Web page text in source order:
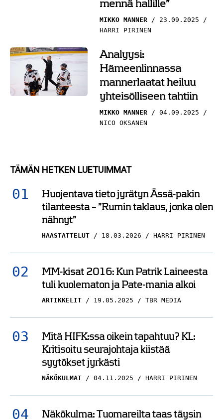
mennä hallille”
MIKKO MANNER
23.09.2025
HARRI PIRINEN
Analyysi:
Hämeenlinnassa
mannerlaatat heiluu
yhteisölliseen tahtiin
MIKKO MANNER
04.09.2025
NICO OKSANEN
TÄMÄN HETKEN LUETUIMMAT
Huojentava tieto jyrätyn Ässä-pakin
tilanteesta – ”Rumin taklaus, jonka olen
nähnyt”
HAASTATTELUT 18.03.2026 HARRI PIRINEN
MM-kisat 2016: Kun Patrik Laineesta
tuli kuolematon ja Pate-mania alkoi
ARTIKKELIT 19.05.2025 TBR MEDIA
Mitä HIFK:ssa oikein tapahtuu? KL:
Kritisoitu seurajohtaja kiistää
syytökset jyrkästi
NÄKÖKULMAT 04.11.2025 HARRI PIRINEN
Näkökulma: Tuomareilta taas täysin